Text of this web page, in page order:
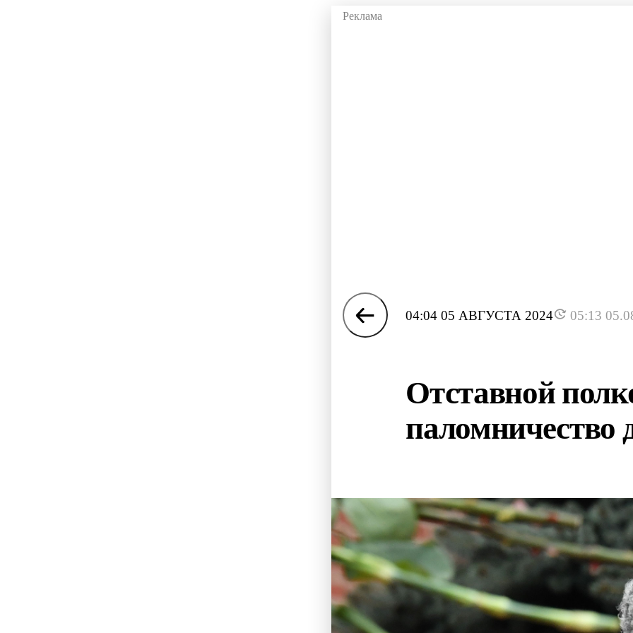
04:04 05 АВГУСТА 2024 05:13
Отставной
паломничество